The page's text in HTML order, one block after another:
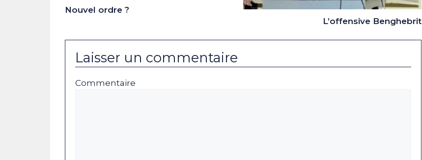
Nouvel ordre ?
L’offensive Benghebrit
Laisser un commentaire
Commentaire